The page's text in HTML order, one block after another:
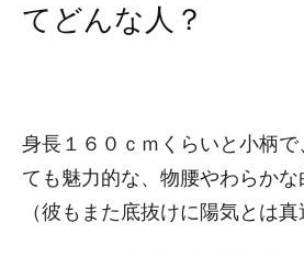
てどんな人？
身長１６０ｃｍくらいと小柄
ても魅力的な、物腰やわらかな
（彼もまた底抜けに陽気とは真